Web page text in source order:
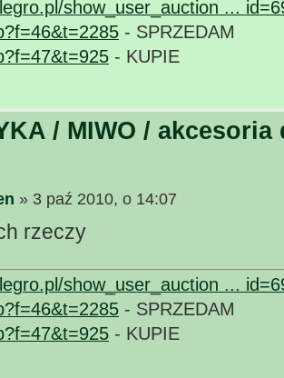
show_user_auction ...
- SPRZEDAM
- KUPIE
/ MIWO / akcesoria
» 3 paź 2010, o 14:07
rzeczy
show_user_auction ...
- SPRZEDAM
- KUPIE